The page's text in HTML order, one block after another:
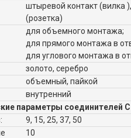
штыревой контакт (вилка
(розетка)
для объемного монтажа;
для прямого монтажа в
для углового монтажа в
золото, серебро
объемный, пайкой
внутренний
параметры соединителей
9, 15, 25, 37, 50
10